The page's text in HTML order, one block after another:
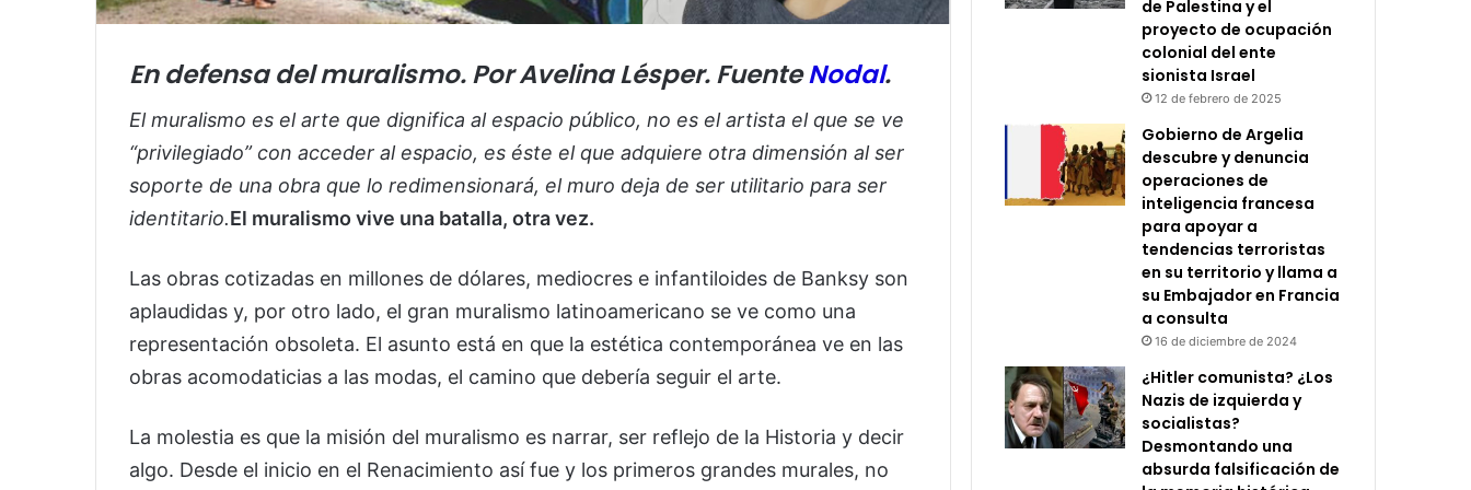
En defensa del muralismo.Por Avelina Lésper. FuenteNodal.
El muralismo es el arte que dignifica al espacio público, no es el artista el que se ve
“privilegiado” con acceder al espacio, es éste el que adquiere otra dimensión al ser
soporte de una obra que lo redimensionará, el muro deja de ser utilitario para ser
identitario.El muralismo vive una batalla, otra vez.
Las obras cotizadas en millones de dólares, mediocres e infantiloides de Banksy son
aplaudidas y, por otro lado, el gran muralismo latinoamericano se ve como una
representación obsoleta. El asunto está en que la estética contemporánea ve en las
obras acomodaticias a las modas, el camino que debería seguir el arte.
La molestia es que la misión del muralismo es narrar, ser reflejo de la Historia y decir
algo. Desde el inicio en el Renacimiento así fue y los primeros grandes murales, no
de Palestina y el
proyecto de ocupación
colonial del ente
sionista Israel
12 de febrero de 2025
Gobierno de Argelia
descubre y denuncia
operaciones de
inteligencia francesa
para apoyar a
tendencias terroristas
en su territorio y llama a
su Embajador en Francia
a consulta
16 de diciembre de 2024
¿Hitler comunista? ¿Los
Nazis de izquierda y
socialistas?
Desmontando una
absurda falsificación de